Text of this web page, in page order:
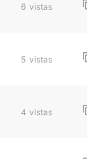
6 vistas
5 vistas
4 vistas